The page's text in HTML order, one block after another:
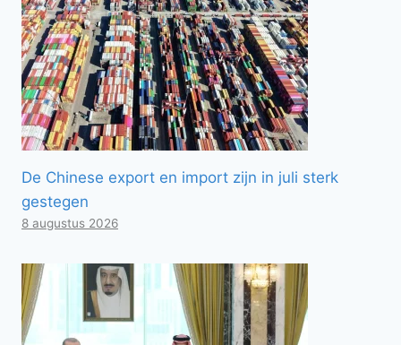
De Chinese export en import zijn in juli sterk
gestegen
8 augustus 2026